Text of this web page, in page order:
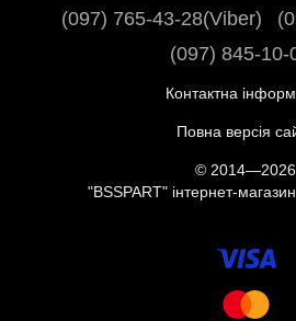
(097) 765-43-28(Viber)
(097) 845-10-
Контактна
Повна версія
© 2014—2026
"BSSPART" інтернет-